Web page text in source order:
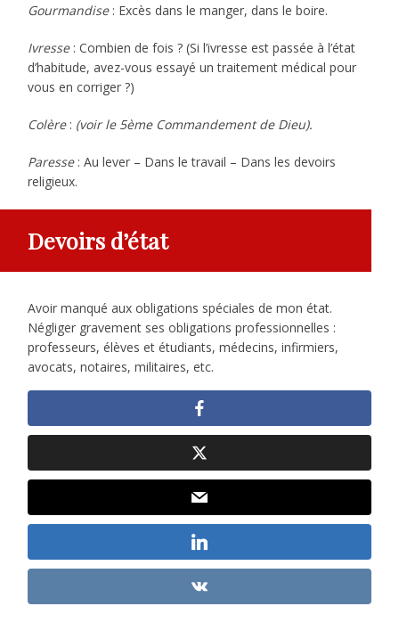
Gourmandise: Excès dans le manger, dans le boire.
Ivresse : Combien de fois ? (Si l’ivresse est passée à l’état
d’habitude, avez-vous essayé un traitement médical pour
vous en corriger ?)
Colère: (voir le 5ème Commandement de Dieu).
Paresse : Au lever – Dans le travail – Dans les devoirs
religieux.
Devoirs d’état
Avoir manqué aux obligations spéciales de mon état.
Négliger gravement ses obligations professionnelles :
professeurs, élèves et étudiants, médecins, infirmiers,
avocats, notaires, militaires, etc.